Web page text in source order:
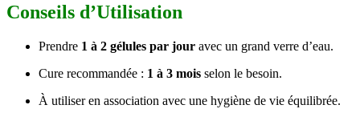
Conseils d’Utilisation
Prendre 1 à 2 gélules par jour avec un grand verre d’eau.
Cure recommandée : 1 à 3 mois selon le besoin.
À utiliser en association avec une hygiène de vie équilibrée.